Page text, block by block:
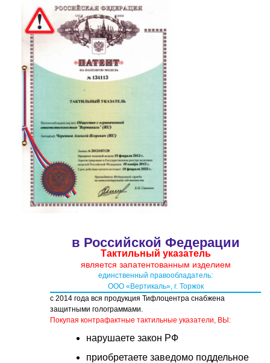
в Российской Федерации
Тактильный указатель
является запатентованным изделием
единственный правообладатель:
ООО «Вертикаль», г. Торжок
с 2014 года вся продукция Тифлоцентра снабжена
защитными голограммами.
Покупая контрафактные тактильные указатели, ВЫ:
нарушаете закон РФ
приобретаете заведомо поддельное